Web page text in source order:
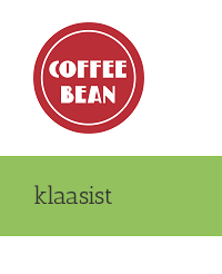
content
klaasist